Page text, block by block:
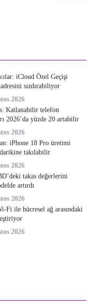
iCloud Özel Geçişi
sızdırabiliyor
2026
Katlanabilir telefon
2026’da yüzde 20 artabilir
2026
iPhone 18 Pro üretimi
takılabilir
2026
takas değerlerini
artırdı
2026
Fi ile hücresel ağ arasındaki
2026